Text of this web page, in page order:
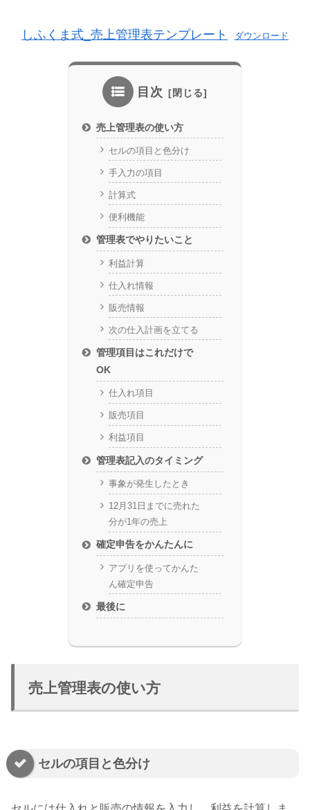
しふくま式_売上管理表テンプレート ダウンロード
目次
売上管理表の使い方
セルの項目と色分け
手入力の項目
計算式
便利機能
管理表でやりたいこと
利益計算
仕入れ情報
販売情報
次の仕入計画を立てる
管理項目はこれだけで
OK
仕入れ項目
販売項目
利益項目
管理表記入のタイミング
事象が発生したとき
12月31日までに売れた
分が1年の売上
確定申告をかんたんに
アプリを使ってかんた
ん確定申告
最後に
売上管理表の使い方
セルの項目と色分け